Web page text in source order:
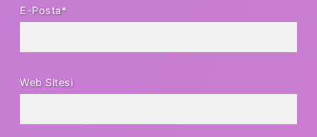
E-Posta*
Web Sitesi